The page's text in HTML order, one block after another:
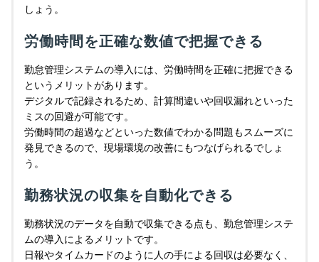
しょう。
労働時間を正確な数値で把握できる
勤怠管理システムの導入には、労働時間を正確に把握できる
というメリットがあります。
デジタルで記録されるため、計算間違いや回収漏れといった
ミスの回避が可能です。
労働時間の超過などといった数値でわかる問題もスムーズに
発見できるので、現場環境の改善にもつなげられるでしょ
う。
勤務状況の収集を自動化できる
勤務状況のデータを自動で収集できる点も、勤怠管理システ
ムの導入によるメリットです。
日報やタイムカードのように人の手による回収は必要なく、